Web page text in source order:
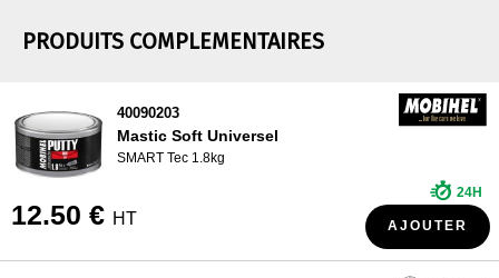
PRODUITS COMPLEMENTAIRES
40090203
Mastic Soft Universel
SMART Tec 1.8kg
12.50 € HT
24H
AJOUTER